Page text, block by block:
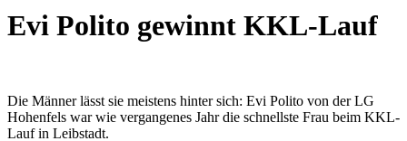
Evi Polito gewinnt KKL-Lauf
Die Männer lässt sie meistens hinter sich: Evi Polito von der LG
Hohenfels war wie vergangenes Jahr die schnellste Frau beim KKL-
Lauf in Leibstadt.